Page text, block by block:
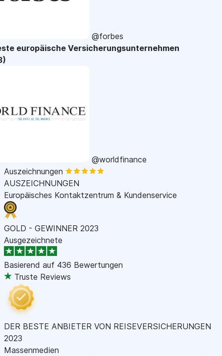
@forbes
europäische Versicherungsunternehmen
@worldfinance
Auszeichnungen
AUSZEICHNUNGEN
Europäisches Kontaktzentrum & Kundenservice
GOLD - GEWINNER 2023
Ausgezeichnete
Basierend auf 436 Bewertungen
Truste Reviews
DER BESTE ANBIETER VON REISEVERSICHERUNGEN
2023
Massenmedien